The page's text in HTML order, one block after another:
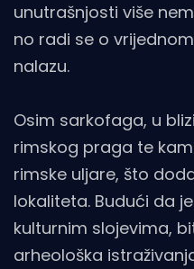
unutrašnjosti više
no radi se o
nalazu.
Osim sarkofaga, u
rimskog praga te
rimske uljare, što
lokaliteta. Budući da
kulturnim slojevima,
arheološka